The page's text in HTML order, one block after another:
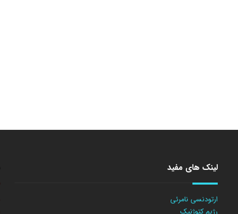
لینک های مفید
ارتودنسی نامرئی
رژیم کتوژنیک